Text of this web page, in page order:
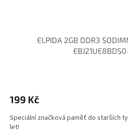
ELPIDA 2GB DDR3
199 Kč
Speciální značková paměť do starších
let!